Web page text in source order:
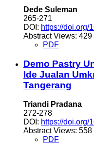
Dede Suleman
265-271
DOI: https://doi.org/
Abstract Views: 429
PDF
Demo Pastry
Ide Jualan
Tangerang
Triandi Pradana
272-278
DOI: https://doi.org/
Abstract Views: 558
PDF